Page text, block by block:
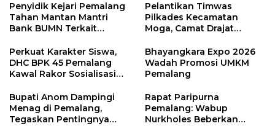
Penyidik Kejari Pemalang
Tahan Mantan Mantri
Bank BUMN Terkait
Pelantikan Timwas
Pilkades Kecamatan
Moga, Camat Drajat
Larangan
Perkuat Karakter Siswa,
DHC BPK 45 Pemalang
Kawal Rakor Sosialisasi
Petarukan
Bhayangkara Expo 2026
Wadah Promosi UMKM
Pemalang
Bupati Anom Dampingi
Menag di Pemalang,
Tegaskan Pentingnya
Rapat Paripurna
Pemalang: Wabup
Nurkholes Beberkan